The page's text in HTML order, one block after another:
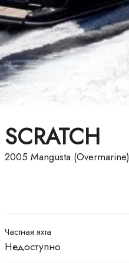
SCRATCH
2005 Mangusta (Overmarine)
Частная яхта
Недоступно